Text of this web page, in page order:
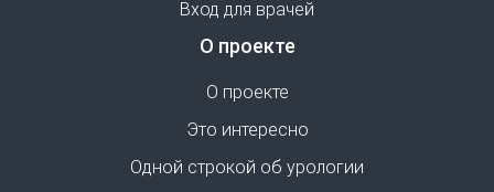
Вход для врачей
О проекте
О проекте
Это интересно
Одной строкой об урологии